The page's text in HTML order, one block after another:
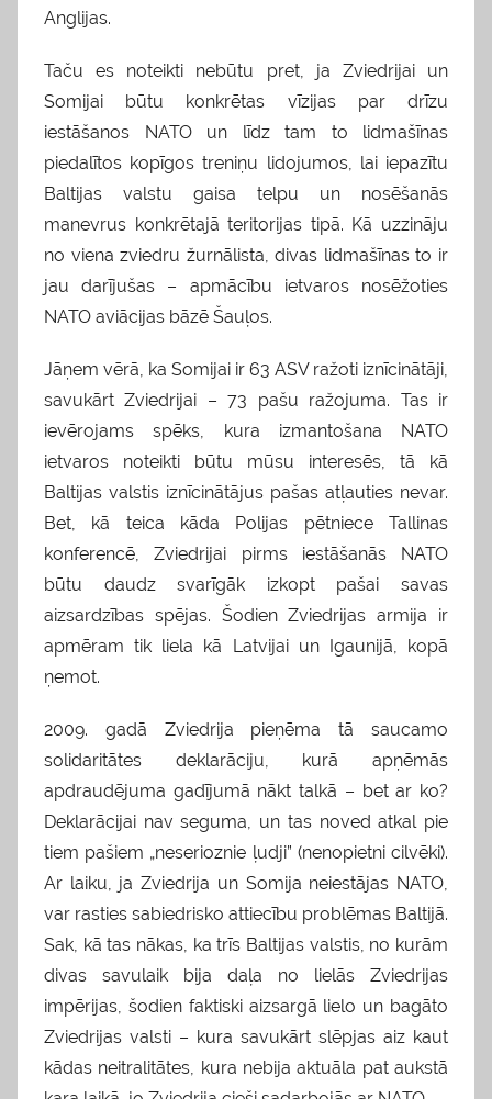
Anglijas.
Taču es noteikti nebūtu pret, ja Zviedrijai un
Somijai būtu konkrētas vīzijas par drīzu
iestāšanos NATO un līdz tam to lidmašīnas
piedalītos kopīgos treniņu lidojumos, lai iepazītu
Baltijas valstu gaisa telpu un nosēšanās
manevrus konkrētajā teritorijas tipā. Kā uzzināju
no viena zviedru žurnālista, divas lidmašīnas to ir
jau darījušas – apmācību ietvaros nosēžoties
NATO aviācijas bāzē Šauļos.
Jāņem vērā, ka Somijai ir 63 ASV ražoti iznīcinātāji,
savukārt Zviedrijai – 73 pašu ražojuma. Tas ir
ievērojams spēks, kura izmantošana NATO
ietvaros noteikti būtu mūsu interesēs, tā kā
Baltijas valstis iznīcinātājus pašas atļauties nevar.
Bet, kā teica kāda Polijas pētniece Tallinas
konferencē, Zviedrijai pirms iestāšanās NATO
būtu daudz svarīgāk izkopt pašai savas
aizsardzības spējas. Šodien Zviedrijas armija ir
apmēram tik liela kā Latvijai un Igaunijā, kopā
ņemot.
2009. gadā Zviedrija pieņēma tā saucamo
solidaritātes deklarāciju, kurā apņēmās
apdraudējuma gadījumā nākt talkā – bet ar ko?
Deklarācijai nav seguma, un tas noved atkal pie
tiem pašiem „neserioznie ļudji” (nenopietni cilvēki).
Ar laiku, ja Zviedrija un Somija neiestājas NATO,
var rasties sabiedrisko attiecību problēmas Baltijā.
Sak, kā tas nākas, ka trīs Baltijas valstis, no kurām
divas savulaik bija daļa no lielās Zviedrijas
impērijas, šodien faktiski aizsargā lielo un bagāto
Zviedrijas valsti – kura savukārt slēpjas aiz kaut
kādas neitralitātes, kura nebija aktuāla pat aukstā